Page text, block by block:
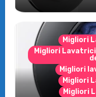
Migliori
Migliori
Migliori
Migliori
Migliori